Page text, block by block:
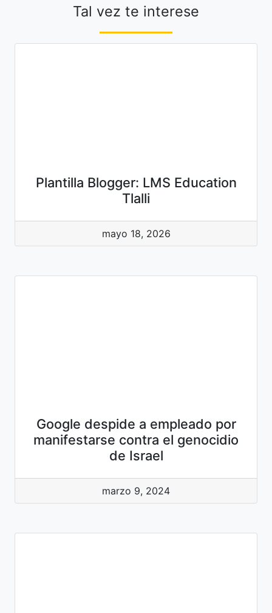
Tal vez te interese
Plantilla Blogger: LMS Education
Tlalli
mayo 18, 2026
Google despide a empleado por
manifestarse contra el genocidio
de Israel
marzo 9, 2024